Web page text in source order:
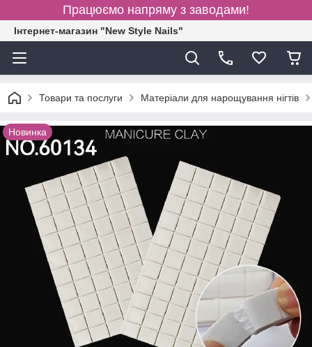
Працюємо напряму з заводами!
Інтернет-магазин "New Style Nails"
Товари та послуги Матеріали для нарощування нігтів
Новинка